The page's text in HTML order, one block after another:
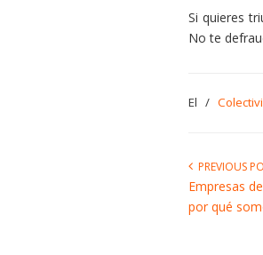
Si quieres
No te
El /
PREVIOUS
Empresas
por qué